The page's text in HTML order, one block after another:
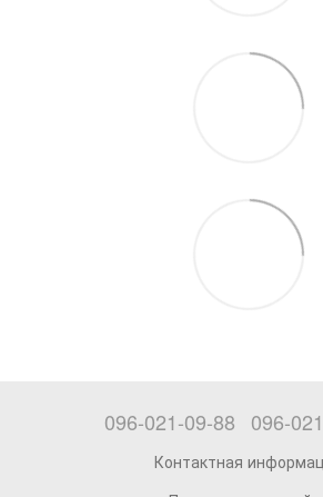
096-021-09-88 096-
Контактная